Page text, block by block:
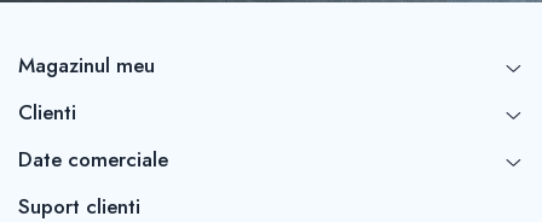
Capace r16 VW
Capace roti marimea 12'
Magazinul meu
Clienti
Date comerciale
Suport clienti